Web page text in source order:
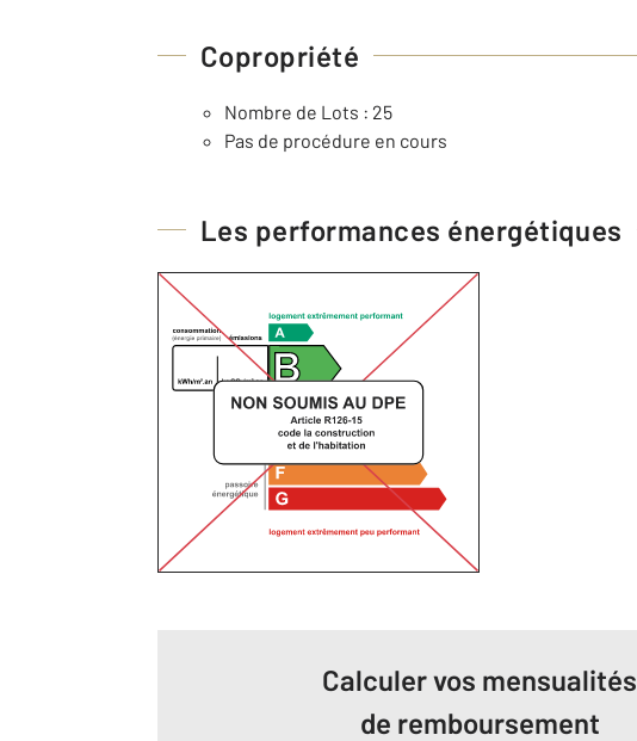
Copropriété
Nombre de Lots : 25
Pas de procédure en cours
Les performances énergétiques
Calculer vos mensualités
de remboursement